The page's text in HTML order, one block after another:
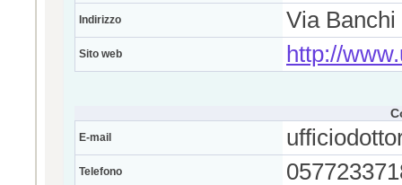
Indirizzo Via
Sito web http://
E-mail
Telefono